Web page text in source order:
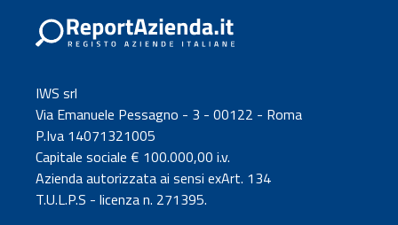
IWS srl
Via Emanuele Pessagno - 3 - 00122 - Roma
P.Iva 14071321005
Capitale sociale € 100.000,00 i.v.
Azienda autorizzata ai sensi exArt. 134
T.U.L.P.S - licenza n. 271395.